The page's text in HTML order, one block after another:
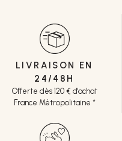
LIVRAISON EN
24/48H
Offerte dès 120 € d'achat
France Métropolitaine *